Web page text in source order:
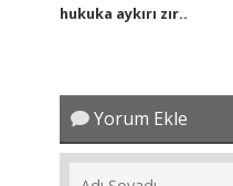
hukuka aykırı zır..
Yorum Ekle